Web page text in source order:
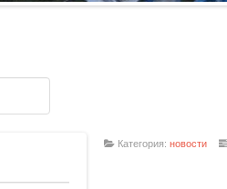
Категория: новости